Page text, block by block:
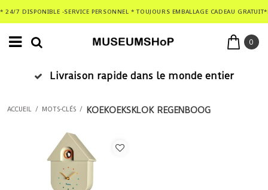
* 24/7 DISPONIBLE -SERVICE PERSONNEL * TOUJOURS EMBALLAGE CADEAU
0
Livraison rapide dans le monde entier
ACCUEIL / MOTS-CLÉS / KOEKOEKSKLOK REGENBOOG